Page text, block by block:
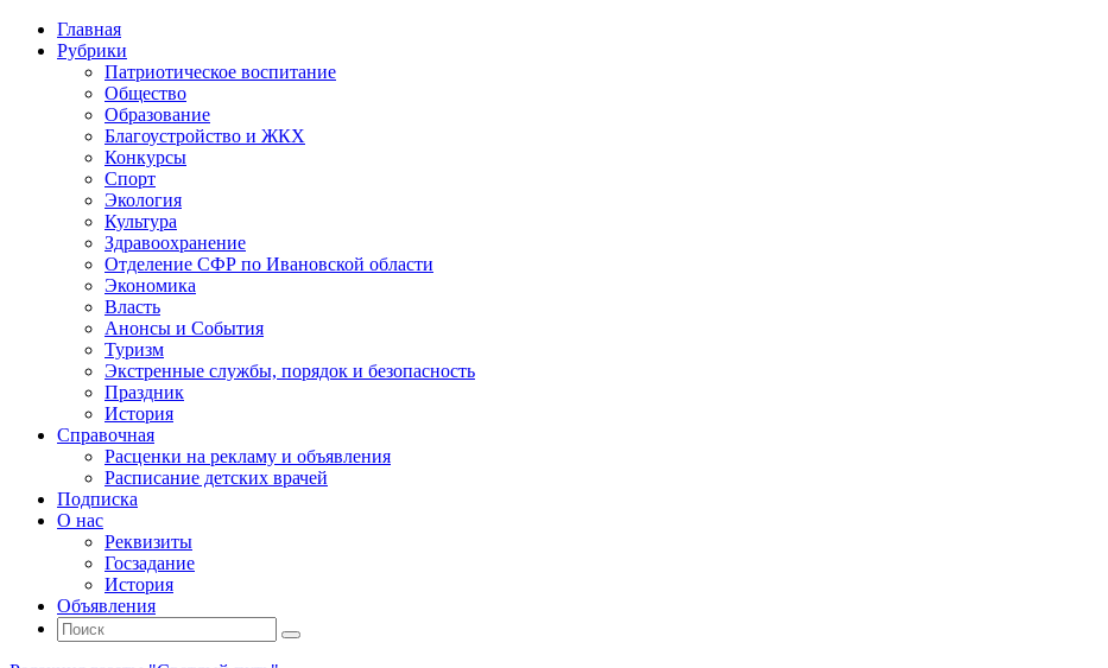
Главная
Рубрики
Патриотическое воспитание
Общество
Образование
Благоустройство и ЖКХ
Конкурсы
Спорт
Экология
Культура
Здравоохранение
Отделение СФР по Ивановской области
Экономика
Власть
Анонсы и События
Туризм
Экстренные службы, порядок и безопасность
Праздник
История
Справочная
Расценки на рекламу и объявления
Расписание детских врачей
Подписка
О нас
Реквизиты
Госзадание
История
Объявления
Поиск
Искать:
Поиск